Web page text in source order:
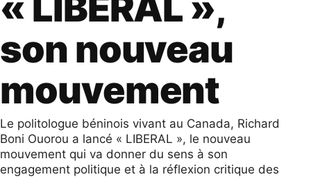
son nouveau
mouvement
Le politologue béninois vivant au Canada, Richard
Boni Ouorou a lancé « LIBERAL », le nouveau
mouvement qui va donner du sens à son
engagement politique et à la réflexion critique des